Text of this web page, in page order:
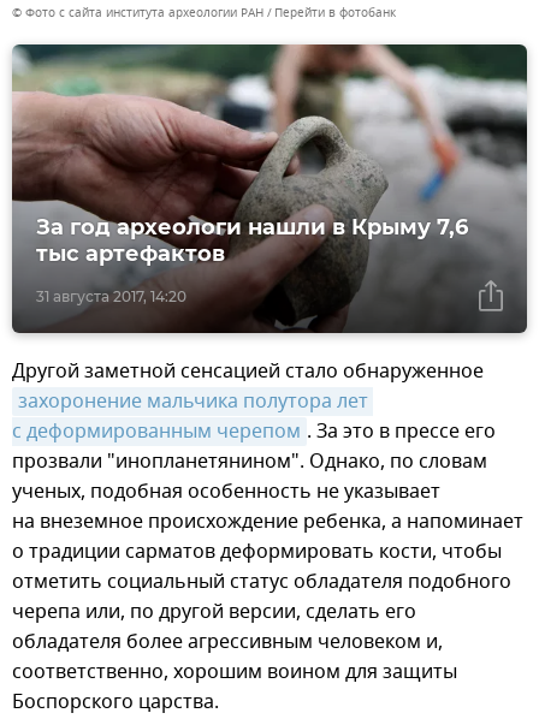
© Фото с сайта института археологии РАН Перейти в фотобанк
31 августа 2017, 14:20
За год археологи нашли в Крыму 7,6
тыс артефактов
Другой заметной сенсацией стало обнаруженное
захоронение мальчика полутора лет
с деформированным черепом . За это в прессе его
прозвали "инопланетянином". Однако, по словам
ученых, подобная особенность не указывает
на внеземное происхождение ребенка, а напоминает
о традиции сарматов деформировать кости, чтобы
отметить социальный статус обладателя подобного
черепа или, по другой версии, сделать его
обладателя более агрессивным человеком и,
соответственно, хорошим воином для защиты
Боспорского царства.